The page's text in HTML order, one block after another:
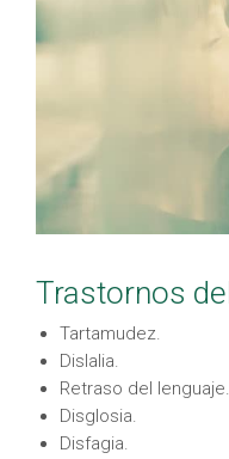
Trastornos
Tartamudez.
Dislalia.
Retraso del lenguaje.
Disglosia.
Disfagia.